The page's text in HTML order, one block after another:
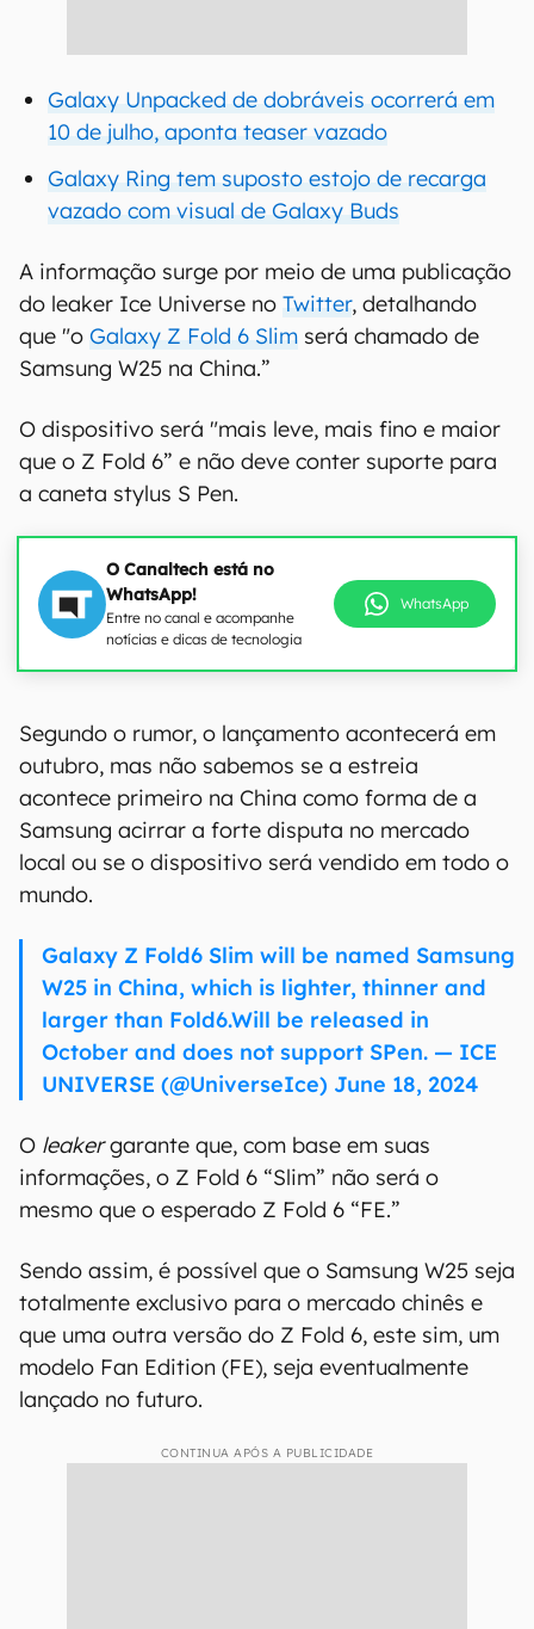
Galaxy Unpacked de dobráveis ocorrerá em
10 de julho, aponta teaser vazado
Galaxy Ring tem suposto estojo de recarga
vazado com visual de Galaxy Buds
A informação surge por meio de uma publicação
do leaker Ice Universe no Twitter, detalhando
que "o Galaxy Z Fold 6 Slim será chamado de
Samsung W25 na China.”
O dispositivo será "mais leve, mais fino e maior
que o Z Fold 6” e não deve conter suporte para
a caneta stylus S Pen.
O Canaltech está no
WhatsApp!
Entre no canal e acompanhe
notícias e dicas de tecnologia
WhatsApp
00:00/20:46
Segundo o rumor, o lançamento acontecerá em
outubro, mas não sabemos se a estreia
acontece primeiro na China como forma de a
Samsung acirrar a forte disputa no mercado
local ou se o dispositivo será vendido em todo o
mundo.
W25 in China, which is lighter, thinner and
larger than Fold6.Will be released in
October and does not support SPen. — ICE
UNIVERSE (@UniverseIce) June 18, 2024
informações, o Z Fold 6 “Slim” não será o